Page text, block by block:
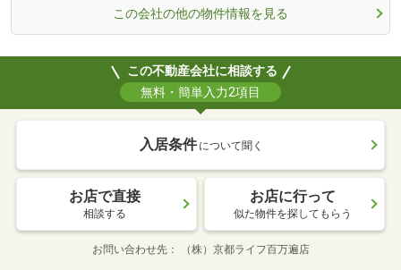
この会社の他の物件情報を見る
この不動産会社に相談する
無料・簡単入力2項目
入居条件 について聞く
お店で直接
相談する
お店に行って
似た物件を探してもらう
お問い合わせ先 （株）京都ライフ百万遍店